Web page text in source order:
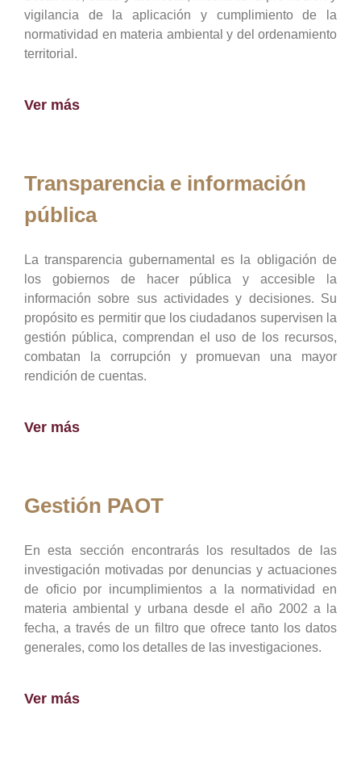
vigilancia de la aplicación y cumplimiento de la
normatividad en materia ambiental y del ordenamiento
territorial.
Ver más
Transparencia e información
pública
La transparencia gubernamental es la obligación de
los gobiernos de hacer pública y accesible la
información sobre sus actividades y decisiones. Su
propósito es permitir que los ciudadanos supervisen la
gestión pública, comprendan el uso de los recursos,
combatan la corrupción y promuevan una mayor
rendición de cuentas.
Ver más
Gestión PAOT
En esta sección encontrarás los resultados de las
investigación motivadas por denuncias y actuaciones
de oficio por incumplimientos a la normatividad en
materia ambiental y urbana desde el año 2002 a la
fecha, a través de un filtro que ofrece tanto los datos
generales, como los detalles de las investigaciones.
Ver más